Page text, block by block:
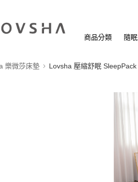
商品分類 隨
樂微莎床墊 Lovsha 壓縮舒眠